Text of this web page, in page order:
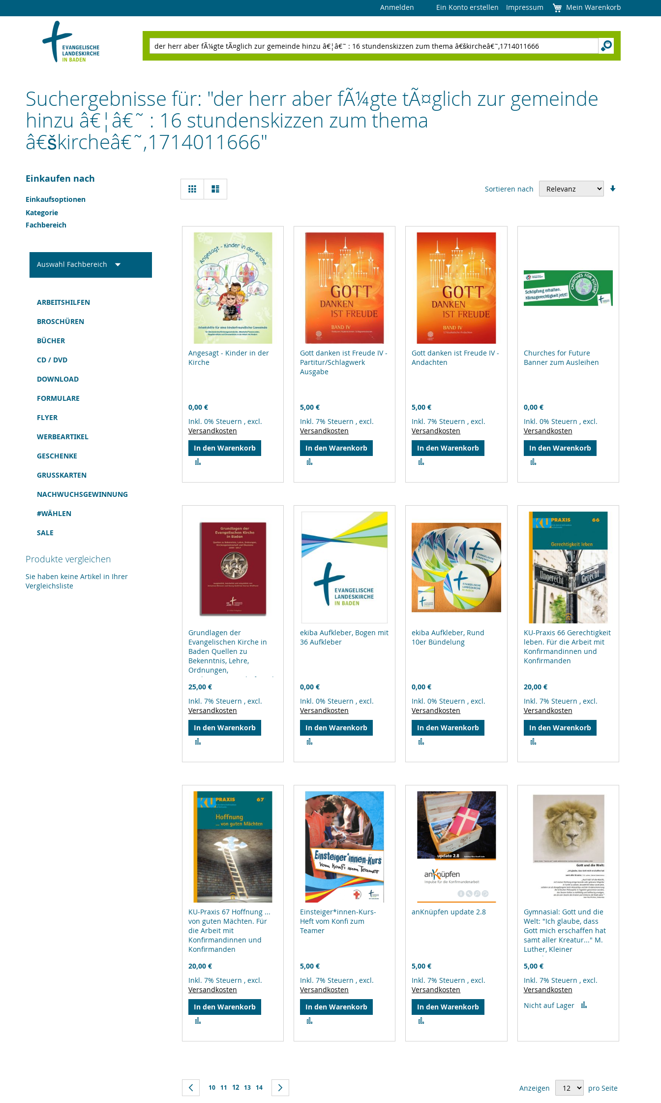
Anmelden Ein Konto erstellen Impressum Mein Warenkorb
Suchen
Suchergebnisse für: "der herr aber fÃ¼gte tÃ¤glich zur gemeinde
hinzu â€¦â€˜ : 16 stundenskizzen zum thema
â€škircheâ€˜,1714011666"
Ansicht
als
Raster Sortieren nach
Angesagt - Kinder in der
Kirche
0,00 €
Inkl. 0% Steuern , excl.
Versandkosten
In den Warenkorb
Gott danken ist Freude IV -
Partitur/Schlagwerk
Ausgabe
5,00 €
Inkl. 7% Steuern ,excl.
Versandkosten
In den Warenkorb
Gott danken ist Freude IV -
Andachten
5,00 €
Inkl. 7% Steuern ,excl.
Versandkosten
In den Warenkorb
Churches for Future
Banner zum Ausleihen
0,00 €
Inkl. 0% Steuern , excl.
Versandkosten
In den Warenkorb
Grundlagen der
Evangelischen Kirche in
Baden Quellen zu
Bekenntnis, Lehre,
Ordnungen,
Kirchengemeinschaft und
Ökumene 1556–2017
25,00 €
Inkl. 7% Steuern , excl.
Versandkosten
In den Warenkorb
ekiba Aufkleber, Bogen mit
36 Aufkleber
0,00 €
Inkl. 0% Steuern ,excl.
Versandkosten
In den Warenkorb
ekiba Aufkleber, Rund
10er Bündelung
0,00 €
Inkl. 0% Steuern ,excl.
Versandkosten
In den Warenkorb
KU-Praxis 66 Gerechtigkeit
leben. Für die Arbeit mit
Konfirmandinnen und
Konfirmanden
20,00 €
Inkl. 7% Steuern , excl.
Versandkosten
In den Warenkorb
KU-Praxis 67 Hoffnung ...
von guten Mächten. Für
die Arbeit mit
Konfirmandinnen und
Konfirmanden
20,00 €
Inkl. 7% Steuern , excl.
Versandkosten
In den Warenkorb
Einsteiger*innen-Kurs-
Heft vom Konfi zum
Teamer
5,00 €
Inkl. 7% Steuern ,excl.
Versandkosten
In den Warenkorb
anKnüpfen update 2.8
5,00 €
Inkl. 7% Steuern ,excl.
Versandkosten
In den Warenkorb
Gymnasial: Gott und die
Welt: "Ich glaube, dass
Gott mich erschaffen hat
samt aller Kreatur..." M.
Luther, Kleiner
Katechismus
5,00 €
Inkl. 7% Steuern , excl.
Versandkosten
Nicht auf Lager
Seite
Seite
Zurück
Seite
10 Seite
11 Sie lesen gerade Seite
12 Seite
13 Seite
14 Anzeigen pro Seite
Einkaufen nach
Einkaufsoptionen
Kategorie
Fachbereich
Auswahl Fachbereich
ARBEITSHILFEN
BROSCHÜREN
BÜCHER
CD / DVD
DOWNLOAD
FORMULARE
FLYER
WERBEARTIKEL
GESCHENKE
GRUSSKARTEN
NACHWUCHSGEWINNUNG
#WÄHLEN
SALE
Produkte vergleichen
Sie haben keine Artikel in Ihrer
Vergleichsliste